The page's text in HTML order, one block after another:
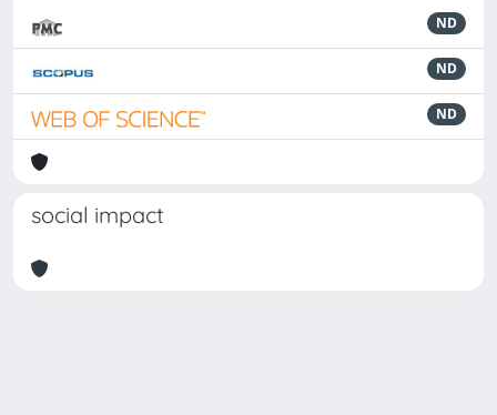
ND
ND
ND
social impact